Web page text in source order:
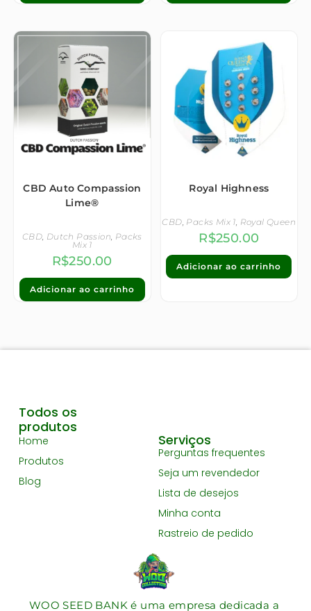
CBD Auto Compassion
Lime®
CBD, Dutch Passion, Packs
Mix 1
R$250.00
Adicionar ao carrinho
Royal Highness
CBD, Packs Mix 1, Royal Queen
R$250.00
Adicionar ao carrinho
WOO SEED BANK é uma empresa dedicada a
Todos os
produtos
Home
Produtos
Blog
Serviços
Perguntas frequentes
Seja um revendedor
Lista de desejos
Minha conta
Rastreio de pedido